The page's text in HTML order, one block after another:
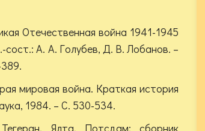
Отечественная война 1941-1945
сост.: А. А. Голубев, Д. В. Лобанов. –
мировая война. Краткая история
1984. – С. 530-534.
Ялта. Потсдам: сборник